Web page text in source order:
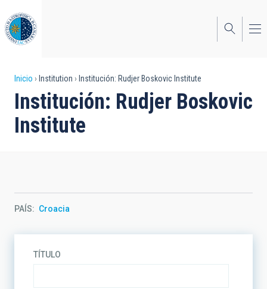
al
contenido
principal
Sobrescribir
enlaces
de
navegación
Inicio Institution Institución: Rudjer Boskovic Institute
Institución: Rudjer Boskovic
Institute
PAÍS Croacia
TÍTULO